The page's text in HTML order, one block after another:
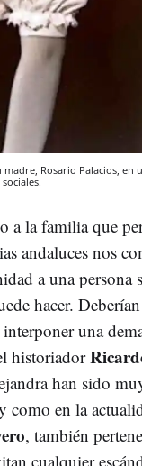
madre, Rosario Palacios, en
a la familia que
andaluces nos
a una persona
hacer.
una
historiador
han sido
en la
, también
cualquier